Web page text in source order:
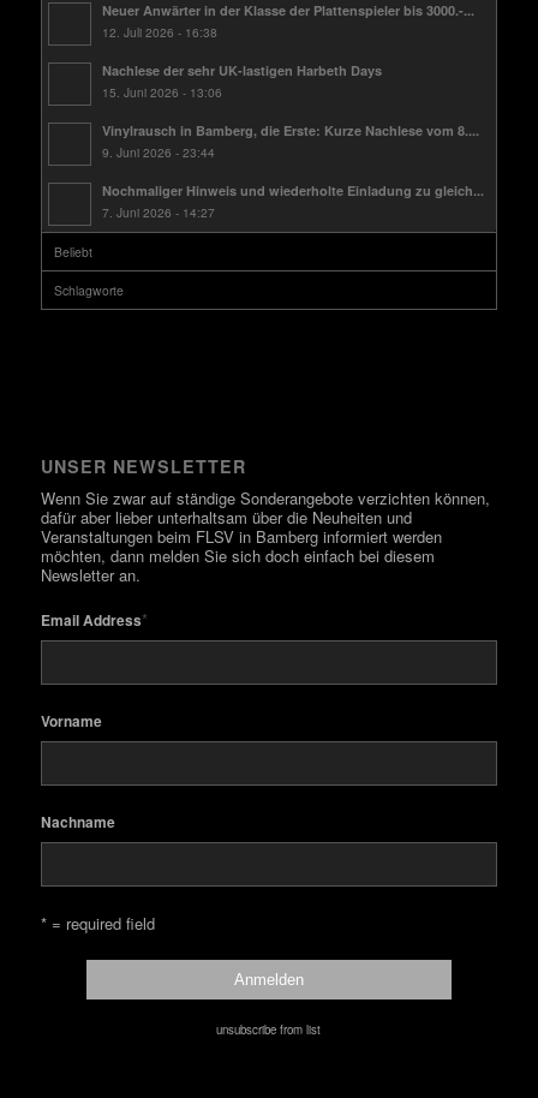
Neuer Anwärter in der Klasse der Plattenspieler bis 3000.-...
12. Juli 2026 - 16:38
Nachlese der sehr UK-lastigen Harbeth Days
15. Juni 2026 - 13:06
Vinylrausch in Bamberg, die Erste: Kurze Nachlese vom 8....
9. Juni 2026 - 23:44
Nochmaliger Hinweis und wiederholte Einladung zu gleich...
7. Juni 2026 - 14:27
Beliebt
Schlagworte
UNSER NEWSLETTER
Wenn Sie zwar auf ständige Sonderangebote verzichten können,
dafür aber lieber unterhaltsam über die Neuheiten und
Veranstaltungen beim FLSV in Bamberg informiert werden
möchten, dann melden Sie sich doch einfach bei diesem
Newsletter an.
Email Address*
Vorname
Nachname
* = required field
unsubscribe from list